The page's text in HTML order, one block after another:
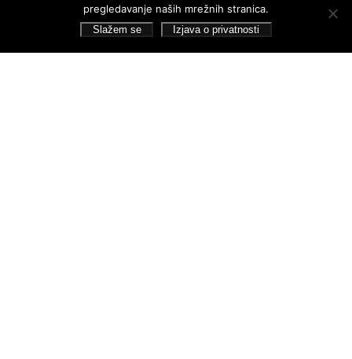
Dokumenti
pregledavanje naših mrežnih stranica.
Slažem se Izjava o privatnosti